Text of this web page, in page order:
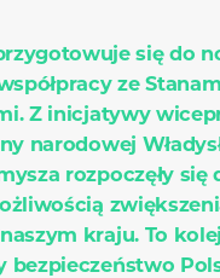
się do
ze
Z inicjatywy
narodowej
rozpoczęły się
kraju. To
bezpieczeństwo